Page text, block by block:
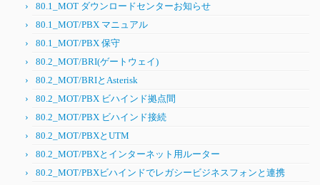
80.1_MOT ダウンロードセンターお知らせ
80.1_MOT/PBX マニュアル
80.1_MOT/PBX 保守
80.2_MOT/BRI(ゲートウェイ)
80.2_MOT/BRIとAsterisk
80.2_MOT/PBX ビハインド拠点間
80.2_MOT/PBX ビハインド接続
80.2_MOT/PBXとUTM
80.2_MOT/PBXとインターネット用ルーター
80.2_MOT/PBXビハインドでレガシービジネスフォンと連携